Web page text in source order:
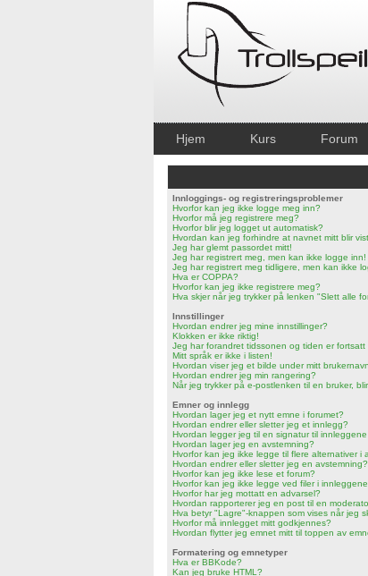
Hjem Kurs Forum
Innloggings- og registreringsproblemer
Hvorfor kan jeg ikke logge meg inn?
Hvorfor må jeg registrere meg?
Hvorfor blir jeg logget ut automatisk?
Hvordan kan jeg forhindre at navnet mitt blir
Jeg har glemt passordet mitt!
Jeg har registrert meg, men kan ikke logge inn!
Jeg har registrert meg tidligere, men kan ikke
Hva er COPPA?
Hvorfor kan jeg ikke registrere meg?
Hva skjer når jeg trykker på lenken "Slett alle
Innstillinger
Hvordan endrer jeg mine innstillinger?
Klokken er ikke riktig!
Jeg har forandret tidssonen og tiden er fortsatt
Mitt språk er ikke i listen!
Hvordan viser jeg et bilde under mitt
Hvordan endrer jeg min rangering?
Når jeg trykker på e-postlenken til en bruker,
Emner og innlegg
Hvordan lager jeg et nytt emne i forumet?
Hvordan endrer eller sletter jeg et innlegg?
Hvordan legger jeg til en signatur til innleggene
Hvordan lager jeg en avstemning?
Hvorfor kan jeg ikke legge til flere alternativer i
Hvordan endrer eller sletter jeg en avstemning?
Hvorfor kan jeg ikke lese et forum?
Hvorfor kan jeg ikke legge ved filer i
Hvorfor har jeg mottatt en advarsel?
Hvordan rapporterer jeg en post til en
Hva betyr "Lagre"-knappen som vises når jeg
Hvorfor må innlegget mitt godkjennes?
Hvordan flytter jeg emnet mitt til toppen av
Formatering og emnetyper
Hva er BBKode?
Kan jeg bruke HTML?